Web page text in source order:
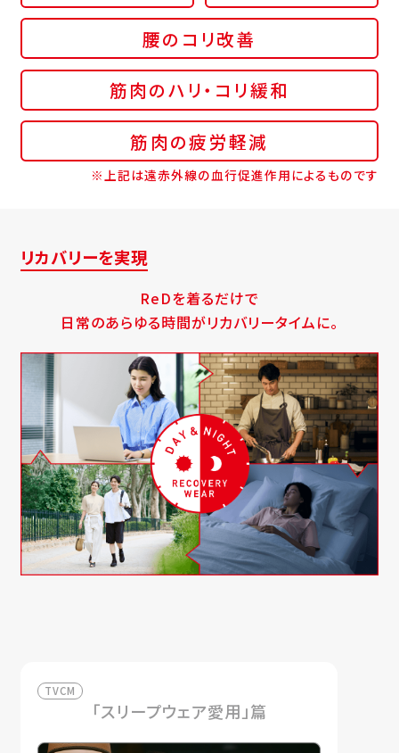
腰のコリ改善
筋肉のハリ・コリ緩和
筋肉の疲労軽減
※上記は遠赤外線の血行促進作用によるものです
リカバリーを実現
ReDを着るだけで
日常のあらゆる時間がリカバリータイムに。
TVCM
「スリープウェア愛用」篇